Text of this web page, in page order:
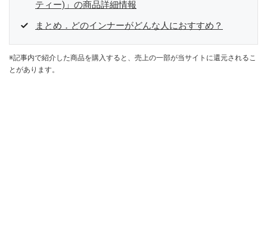
ティー)」の商品詳細情報
まとめ．どのインナーがどんな人におすすめ？
※記事内で紹介した商品を購入すると、売上の一部が当サイトに還元されるこ
とがあります。